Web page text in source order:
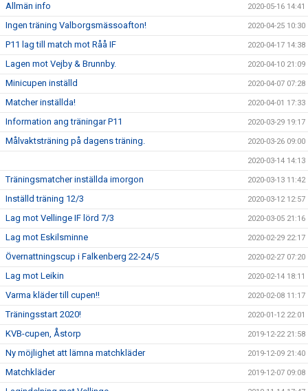
Allmän info 2020-05-16 14:41
Ingen träning Valborgsmässoafton! 2020-04-25 10:30
P11 lag till match mot Råå IF 2020-04-17 14:38
Lagen mot Vejby & Brunnby. 2020-04-10 21:09
Minicupen inställd 2020-04-07 07:28
Matcher inställda! 2020-04-01 17:33
Information ang träningar P11 2020-03-29 19:17
Målvaktsträning på dagens träning. 2020-03-26 09:00
2020-03-14 14:13
Träningsmatcher inställda imorgon 2020-03-13 11:42
Inställd träning 12/3 2020-03-12 12:57
Lag mot Vellinge IF lörd 7/3 2020-03-05 21:16
Lag mot Eskilsminne 2020-02-29 22:17
Övernattningscup i Falkenberg 22-24/5 2020-02-27 07:20
Lag mot Leikin 2020-02-14 18:11
Varma kläder till cupen!! 2020-02-08 11:17
Träningsstart 2020! 2020-01-12 22:01
KVB-cupen, Åstorp 2019-12-22 21:58
Ny möjlighet att lämna matchkläder 2019-12-09 21:40
Matchkläder 2019-12-07 09:08